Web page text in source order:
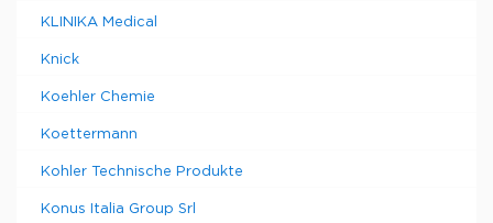
KLINIKA Medical
Knick
Koehler Chemie
Koettermann
Kohler Technische Produkte
Konus Italia Group Srl